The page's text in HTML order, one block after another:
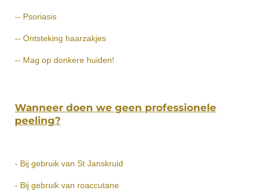
-- Psoriasis
-- Ontsteking haarzakjes
-- Mag op donkere huiden!
Wanneer doen we geen professionele
peeling?
- Bij gebruik van St Janskruid
- Bij gebruik van roaccutane